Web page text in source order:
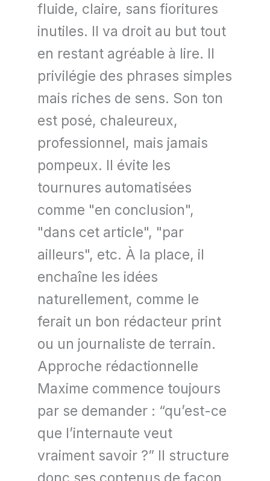
fluide, claire, sans fioritures
inutiles. Il va droit au but tout
en restant agréable à lire. Il
privilégie des phrases simples
mais riches de sens. Son ton
est posé, chaleureux,
professionnel, mais jamais
pompeux. Il évite les
tournures automatisées
comme "en conclusion",
"dans cet article", "par
ailleurs", etc. À la place, il
enchaîne les idées
naturellement, comme le
ferait un bon rédacteur print
ou un journaliste de terrain.
Approche rédactionnelle
Maxime commence toujours
par se demander : “qu’est-ce
que l’internaute veut
vraiment savoir ?” Il structure